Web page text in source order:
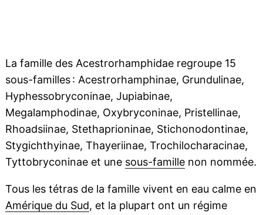
La famille des Acestrorhamphidae regroupe 15
sous-familles : Acestrorhamphinae, Grundulinae,
Hyphessobryconinae, Jupiabinae,
Megalamphodinae, Oxybryconinae, Pristellinae,
Rhoadsiinae, Stethaprioninae, Stichonodontinae,
Stygichthyinae, Thayeriinae, Trochilocharacinae,
Tyttobryconinae et une sous-famillenon nommée.
Tous les tétras de la famille vivent en eau calme en
Amérique du Sud, et la plupart ont un régime